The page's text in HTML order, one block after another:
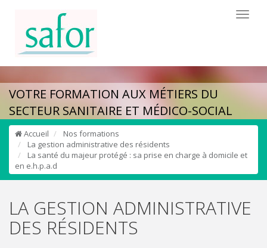
VOTRE FORMATION AUX MÉTIERS DU
SECTEUR SANITAIRE ET MÉDICO-SOCIAL
Accueil
Nos formations
La gestion administrative des résidents
La santé du majeur protégé : sa prise en charge à domicile et
en e.h.p.a.d
LA GESTION ADMINISTRATIVE
DES RÉSIDENTS